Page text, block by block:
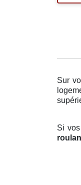
Sur
Si vos